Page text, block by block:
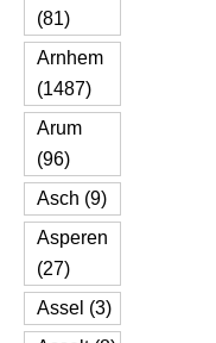
(81)
Arnhem
(1487)
Arum
(96)
Asch (9)
Asperen
(27)
Assel (3)